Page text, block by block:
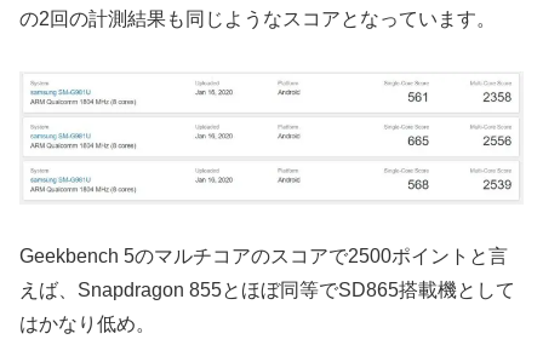
の2回の計測結果も同じようなスコアとなっています。
Geekbench 5のマルチコアのスコアで2500ポイントと言
えば、Snapdragon 855とほぼ同等でSD865搭載機として
はかなり低め。